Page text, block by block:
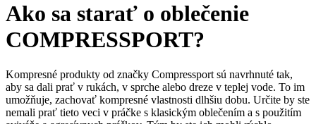
Ako sa starať o oblečenie
COMPRESSPORT?
Kompresné produkty od značky Compressport sú navrhnuté tak,
aby sa dali prať v rukách, v sprche alebo dreze v teplej vode. To im
umožňuje, zachovať kompresné vlastnosti dlhšiu dobu. Určite by ste
nemali prať tieto veci v práčke s klasickým oblečením a s použitím